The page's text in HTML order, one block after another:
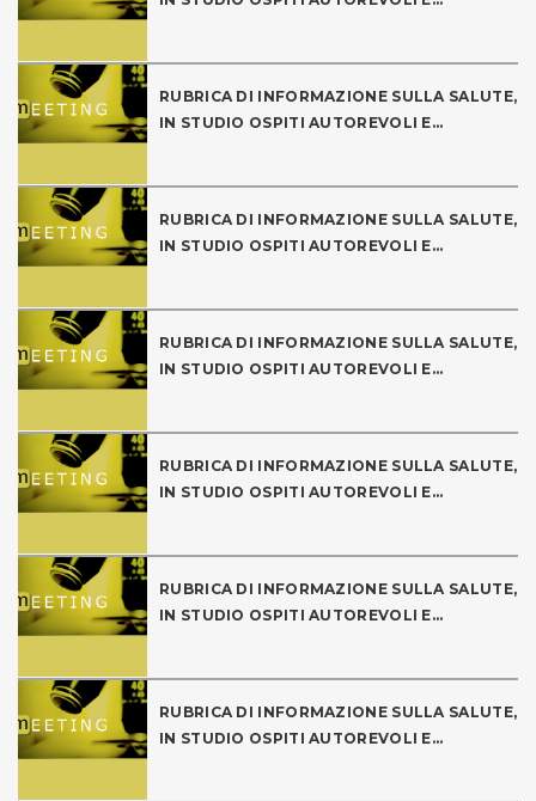
RUBRICA DI INFORMAZIONE SULLA SALUTE,
IN STUDIO OSPITI AUTOREVOLI E...
RUBRICA DI INFORMAZIONE SULLA SALUTE,
IN STUDIO OSPITI AUTOREVOLI E...
RUBRICA DI INFORMAZIONE SULLA SALUTE,
IN STUDIO OSPITI AUTOREVOLI E...
RUBRICA DI INFORMAZIONE SULLA SALUTE,
IN STUDIO OSPITI AUTOREVOLI E...
RUBRICA DI INFORMAZIONE SULLA SALUTE,
IN STUDIO OSPITI AUTOREVOLI E...
RUBRICA DI INFORMAZIONE SULLA SALUTE,
IN STUDIO OSPITI AUTOREVOLI E...